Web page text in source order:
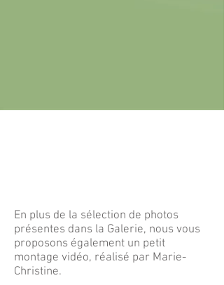
En plus de la sélection de photos
présentes dans la Galerie, nous vous
proposons également un petit
montage vidéo, réalisé par Marie-
Christine.